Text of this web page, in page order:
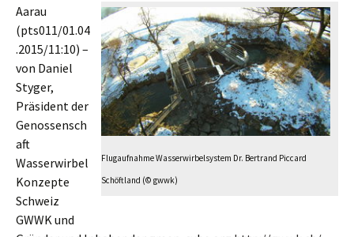
Flugaufnahme Wasserwirbelsystem Dr. Bertrand Piccard
Schöftland (© gwwk)
Aarau
(pts011/01.04
.2015/11:10) –
von Daniel
Styger,
Präsident der
Genossensch
aft
Wasserwirbel
Konzepte
Schweiz
GWWK und